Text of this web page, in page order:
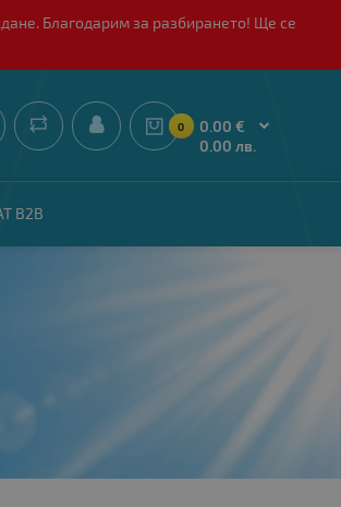
Благодарим за разбирането! Ще се
 0

0.00 €
0.00 лв.
B2B